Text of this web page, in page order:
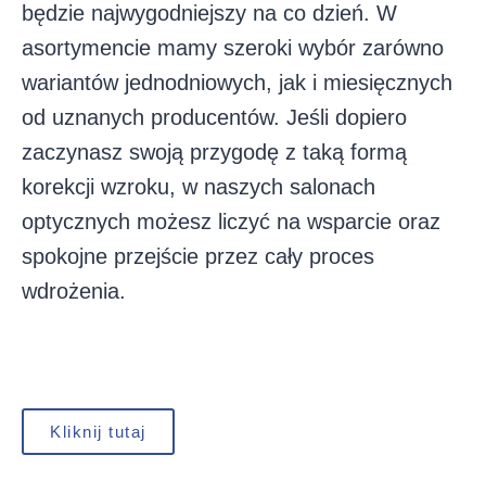
będzie najwygodniejszy na co dzień. W
asortymencie mamy szeroki wybór zarówno
wariantów jednodniowych, jak i miesięcznych
od uznanych producentów. Jeśli dopiero
zaczynasz swoją przygodę z taką formą
korekcji wzroku, w naszych salonach
optycznych możesz liczyć na wsparcie oraz
spokojne przejście przez cały proces
wdrożenia.
Kliknij tutaj